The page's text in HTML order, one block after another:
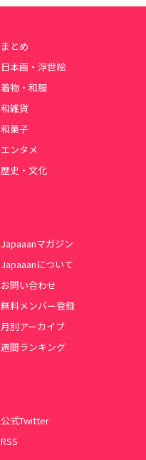
まとめ
日本画・浮世絵
着物・和服
和雑貨
和菓子
エンタメ
歴史・文化
Japaaanマガジン
Japaaanについて
お問い合わせ
無料メンバー登録
月別アーカイブ
週間ランキング
公式Twitter
RSS